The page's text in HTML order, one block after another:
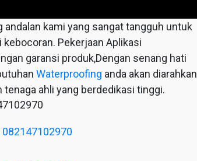
kami yang sangat tangguh untuk
Pekerjaan Aplikasi
garansi produk,Dengan senang hati
Waterproofing anda akan diarahkan
ahli yang berdedikasi tinggi.
082147102970